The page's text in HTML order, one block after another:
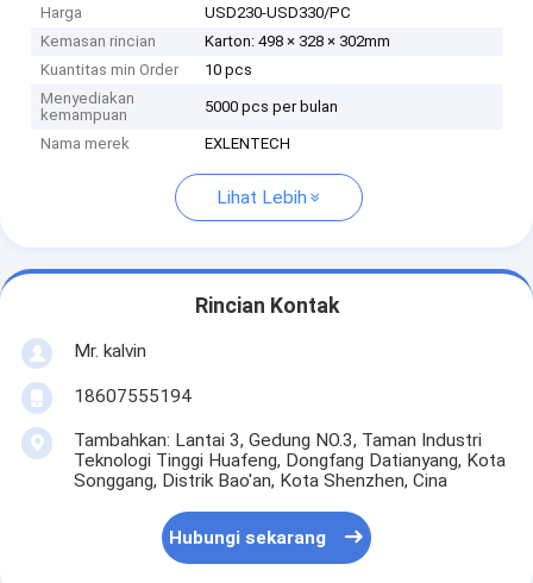
Harga
USD230-USD330/PC
Kemasan rincian
Karton: 498 × 328 × 302mm
Kuantitas min Order
10 pcs
Menyediakan
kemampuan
5000 pcs per bulan
Nama merek EXLENTECH
Lihat Lebih
Rincian Kontak
Mr. kalvin
18607555194
Tambahkan: Lantai 3, Gedung NO.3, Taman Industri
Teknologi Tinggi Huafeng, Dongfang Datianyang, Kota
Songgang, Distrik Bao'an, Kota Shenzhen, Cina
Hubungi sekarang